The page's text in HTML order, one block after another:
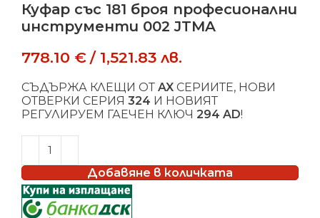
Куфар със 181 броя професионални
инструменти 002 JTMA
778.10 € / 1,521.83 лв.
СЪДЪРЖА КЛЕЩИ ОТ AX СЕРИИТЕ, НОВИ
ОТВЕРКИ СЕРИЯ 324 И НОВИЯТ
РЕГУЛИРУЕМ ГАЕЧЕН КЛЮЧ 294 AD!
Добавяне в количката